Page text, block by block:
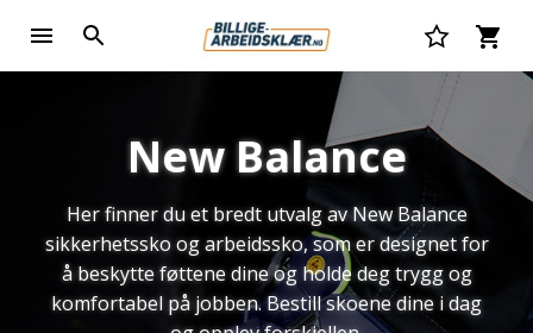
New Balance
Her finner du et bredt utvalg av New Balance
sikkerhetssko og arbeidssko, som er designet for
å beskytte føttene dine og holde deg trygg og
komfortabel på jobben. Bestill skoene dine i dag